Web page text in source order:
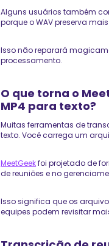
Alguns usuários também
porque o WAV preserva
Isso não reparará
processamento.
O que torna o
MP4 para texto?
Muitas ferramentas de
texto. Você carrega um
MeetGeekfoi projetado de
de reuniões e no
Isso significa que os
equipes podem revisitar